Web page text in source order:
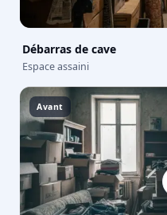
Débarras de cave
Espace assaini
Avant